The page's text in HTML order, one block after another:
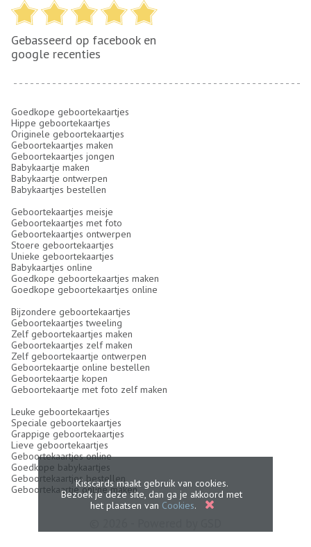
Gebasseerd op facebook en
google recenties
Goedkope geboortekaartjes
Hippe geboortekaartjes
Originele geboortekaartjes
Geboortekaartjes maken
Geboortekaartjes jongen
Babykaartje maken
Babykaartje ontwerpen
Babykaartjes bestellen
Geboortekaartjes meisje
Geboortekaartjes met foto
Geboortekaartjes ontwerpen
Stoere geboortekaartjes
Unieke geboortekaartjes
Babykaartjes online
Goedkope geboortekaartjes maken
Goedkope geboortekaartjes online
Bijzondere geboortekaartjes
Geboortekaartjes tweeling
Zelf geboortekaartjes maken
Geboortekaartjes zelf maken
Zelf geboortekaartje ontwerpen
Geboortekaartje online bestellen
Geboortekaartje kopen
Geboortekaartje met foto zelf maken
Leuke geboortekaartjes
Speciale geboortekaartjes
Grappige geboortekaartjes
Lieve geboortekaartjes
Geboortekaartjes online
Goedkope babykaartjes
Geboortekaartjes bestellen
Geboortekaartje online makenKisscards maakt gebruik van cookies.
Bezoek je deze site, dan ga je akkoord met
het plaatsen van Cookies.